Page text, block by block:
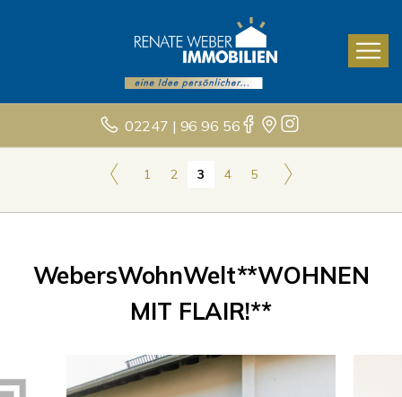
02247 | 96 96 56
1 2 3 4 5
WebersWohnWelt**WOHNEN
MIT FLAIR!**